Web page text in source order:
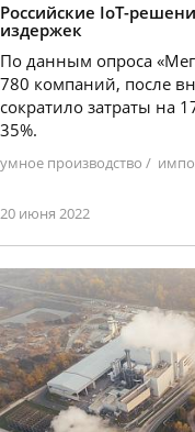
Российские IoT-
издержек
По данным опроса
780 компаний, после
сократило затраты на
35%.
умное производство /
20 июня 2022